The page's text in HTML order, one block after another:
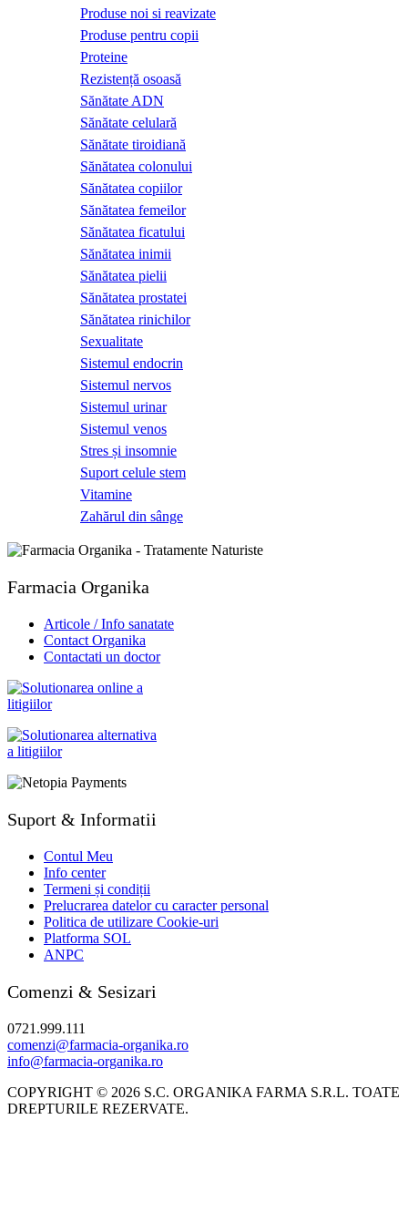
Produse noi si reavizate
Produse pentru copii
Proteine
Rezistență osoasă
Sănătate ADN
Sănătate celulară
Sănătate tiroidiană
Sănătatea colonului
Sănătatea copiilor
Sănătatea femeilor
Sănătatea ficatului
Sănătatea inimii
Sănătatea pielii
Sănătatea prostatei
Sănătatea rinichilor
Sexualitate
Sistemul endocrin
Sistemul nervos
Sistemul urinar
Sistemul venos
Stres și insomnie
Suport celule stem
Vitamine
Zahărul din sânge
Farmacia Organika
Articole / Info sanatate
Contact Organika
Contactati un doctor
Suport & Informatii
Contul Meu
Info center
Termeni și condiții
Prelucrarea datelor cu caracter personal
Politica de utilizare Cookie-uri
Platforma SOL
ANPC
Comenzi & Sesizari
0721.999.111
comenzi@farmacia-organika.ro
info@farmacia-organika.ro
COPYRIGHT © 2026 S.C. ORGANIKA FARMA S.R.L. TOATE
DREPTURILE REZERVATE.